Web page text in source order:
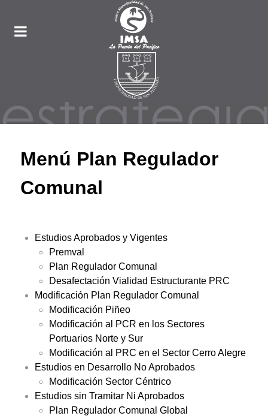
Menú Plan Regulador
Comunal
Estudios Aprobados y Vigentes
Premval
Plan Regulador Comunal
Desafectación Vialidad Estructurante PRC
Modificación Plan Regulador Comunal
Modificación Piñeo
Modificación al PCR en los Sectores
Portuarios Norte y Sur
Modificación al PRC en el Sector Cerro Alegre
Estudios en Desarrollo No Aprobados
Modificación Sector Céntrico
Estudios sin Tramitar Ni Aprobados
Plan Regulador Comunal Global